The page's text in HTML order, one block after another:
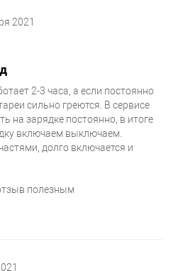
2021
2-3 часа, а если постоянно
сильно греются. В сервисе
на зарядке постоянно, в итоге
включаем выключаем.
долго включается и
полезным